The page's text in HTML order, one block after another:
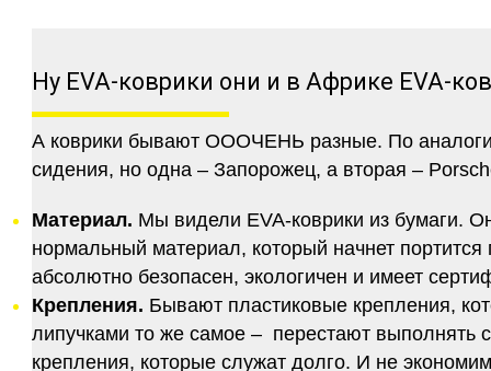
Ну EVA-коврики они и в Африке EVA-
А коврики бывают ОООЧЕНЬ разные. По
сидения, но одна – Запорожец, а вторая –
Материал. Мы видели EVA-коврики из бумаги.
нормальный материал, который начнет
абсолютно безопасен, экологичен и имеет
Крепления. Бывают пластиковые крепления,
липучками то же самое – перестают
крепления, которые служат долго. И не